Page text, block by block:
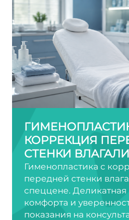
КОРРЕКЦИЯ
СТЕНКИ
Гименопластика с
передней стенки
спеццене. Деликатная
комфорта и
показания на